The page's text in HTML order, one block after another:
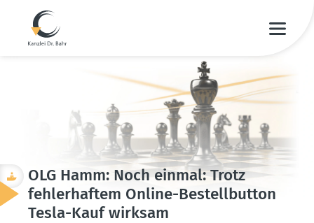
OLG Hamm: Noch einmal: Trotz
fehler­haftem Online-Bestell­button
Tesla-Kauf wirksam